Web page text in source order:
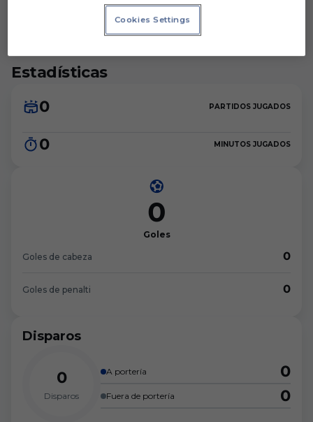
Estadísticas
0
PARTIDOS JUGADOS
0 MINUTOS JUGADOS
0
Goles
Goles de cabeza 0
Goles de penalti 0
Disparos
0
Disparos
A portería 0
Fuera de portería 0
Cookies Settings